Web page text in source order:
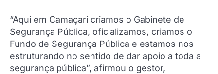
“Aqui em Camaçari criamos o Gabinete de
Segurança Pública, oficializamos, criamos o
Fundo de Segurança Pública e estamos nos
estruturando no sentido de dar apoio a toda a
segurança pública”, afirmou o gestor,